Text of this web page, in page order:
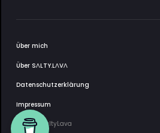
Über mich
Über SΛLTY.LΛVΛ
Datenschutzerklärung
Impressum
2025 © SaltyLava